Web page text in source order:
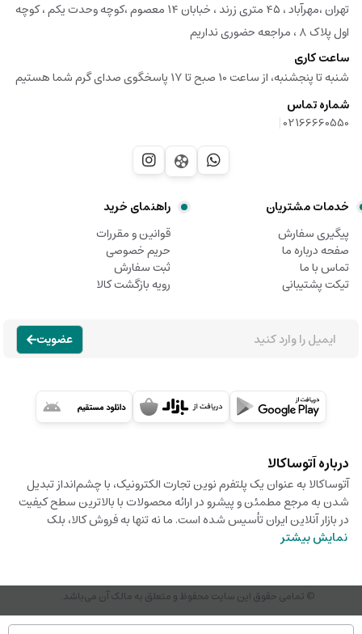
تهران ،مهرآباد ، ۴۵ متری زرند ، خبابان ۱۴ معصوم ،کوچه وحدت یکم ، کوچه
اول پلاک ۸ ، مراجعه حضوری نداریم
ساعت کاری
شنبه تا پنجشنبه، از ساعت 10 صبح تا 17 پاسخگوی صدای گرم شما هستیم
شماره تماس
02166660550
|
خدمات مشتریان
پیگیری سفارش
صفحه درباره ما
تماس با ما
تیکت پشتیبانی
راهنمای خرید
قوانین و مقررات
حریم خصوصی
ثبت سفارش
رویه بازگشت کالا
عضویت
درباره آتوساکالا
آتوساکالا به عنوان یک پلتفرم نوین تجارت الکترونیک، با چشم‌انداز تبدیل
شدن به مرجع مطمئن و پیشرو در ارائه محصولات با بالاترین سطح کیفیت
در بازار آنلاین ایران تأسیس شده است. ما نه تنها به فروش کالا، بلک
نمایش بیشتر
© تمامی حقوق این سایت محفوظ و متعلق به مالک آن می‌باشد.